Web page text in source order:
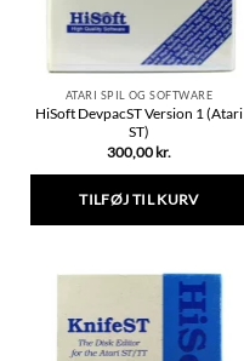
ATARI SPIL OG SOFTWARE
HiSoft DevpacST Version 1 (Atari
ST)
300,00 kr.
TILFØJ TIL KURV